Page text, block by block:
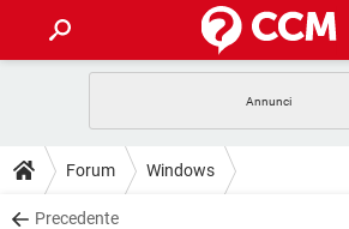
INTRATTENIMENTO
iOS
GUIDE
COVID-19
DOWNLOAD
Forum Windows
Precedente